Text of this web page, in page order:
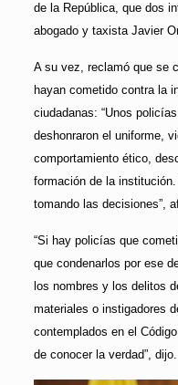
de la República, que dos
abogado y taxista Javier
A su vez, reclamó que se
hayan cometido contra la
ciudadanas: “Unos
deshonraron el uniforme,
comportamiento ético,
formación de la
tomando las decisiones”,
“Si hay policías que
que condenarlos por ese
los nombres y los delitos
materiales o instigadores
contemplados en el
de conocer la verdad”, dijo.